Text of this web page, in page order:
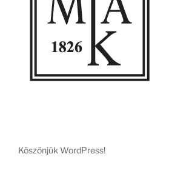
Köszönjük WordPress!